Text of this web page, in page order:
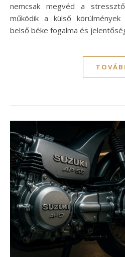
nemcsak megvéd a
működik a külső körülmények
belső béke fogalma és